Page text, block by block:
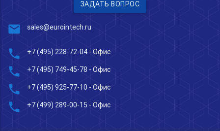
ЗАДАТЬ ВОПРОС
mail sales@eurointech.ru
phone +7 (495) 228-72-04 - Офис
phone +7 (495) 749-45-78 - Офис
phone +7 (495) 925-77-10 - Офис
phone +7 (499) 289-00-15 - Офис